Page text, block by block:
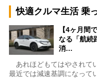
快適クルマ生活 乗
【4ヶ月間
なる「航続
消…
あれほどもてはやされて
最近では減速基調になって